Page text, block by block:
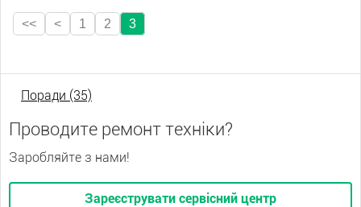
<< < 1 2 3
Поради (35)
Проводите ремонт техніки?
Заробляйте з нами!
Зареєструвати сервісний центр